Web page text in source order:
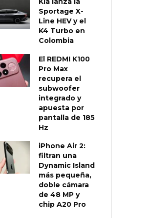
Sportage X-
Line HEV y el
K4 Turbo en
Colombia
El REDMI K100
Pro Max
recupera el
subwoofer
integrado y
apuesta por
pantalla de 185
Hz
iPhone Air 2:
filtran una
Dynamic Island
más pequeña,
doble cámara
de 48 MP y
chip A20 Pro